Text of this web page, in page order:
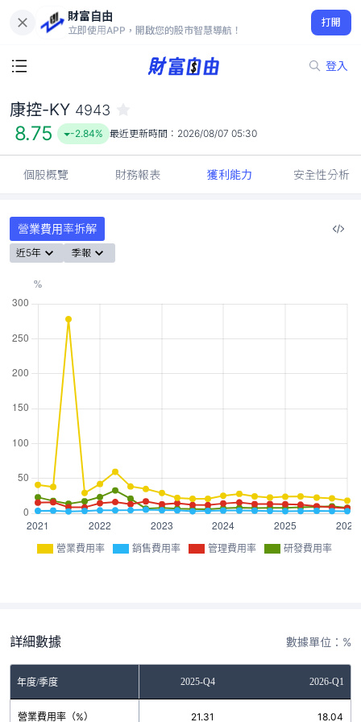
財富自由
立即使用APP，開啟您的股市智慧導航！
打開
登入
8.75
-2.84%
康控-KY 4943
8.75 -2.84% 最近更新時間： 2026/08/07 05:30
個股概覽 財務報表 獲利能力 安全性分析
營業費用率拆解
近5年 季報
營業費用率 銷售費用率 管理費用率 研發費用率
詳細數據 數據單位：%
年度/季度2025-Q3 2025-Q4 2026-Q1
營業費用率（%）
22.46 21.31 18.04